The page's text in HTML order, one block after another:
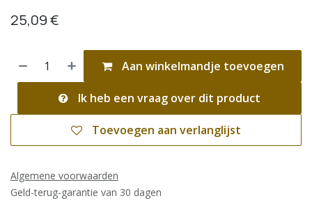
25,09€
Aan winkelmandje toevoegen
Ik heb een vraag over dit product
Toevoegen aan verlanglijst
Algemene voorwaarden
Geld-terug-garantie van 30 dagen